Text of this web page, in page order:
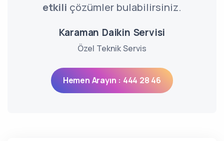
etkili çözümler bulabilirsiniz.
Karaman Daikin Servisi
Özel Teknik Servis
Hemen Arayın : 444 28 46